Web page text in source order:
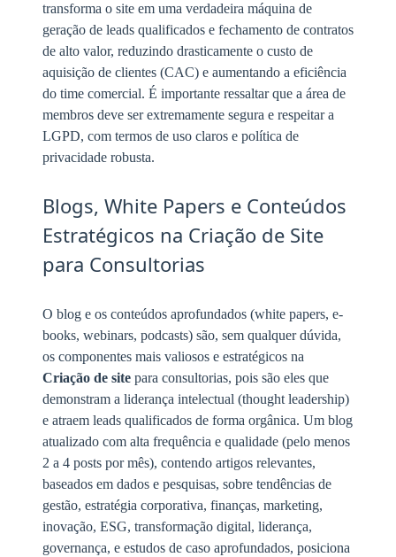
transforma o site em uma verdadeira máquina de
geração de leads qualificados e fechamento de contratos
de alto valor, reduzindo drasticamente o custo de
aquisição de clientes (CAC) e aumentando a eficiência
do time comercial. É importante ressaltar que a área de
membros deve ser extremamente segura e respeitar a
LGPD, com termos de uso claros e política de
privacidade robusta.
Blogs, White Papers e Conteúdos
Estratégicos na Criação de Site
para Consultorias
O blog e os conteúdos aprofundados (white papers, e-
books, webinars, podcasts) são, sem qualquer dúvida,
os componentes mais valiosos e estratégicos na
Criação de site para consultorias, pois são eles que
demonstram a liderança intelectual (thought leadership)
e atraem leads qualificados de forma orgânica. Um blog
atualizado com alta frequência e qualidade (pelo menos
2 a 4 posts por mês), contendo artigos relevantes,
baseados em dados e pesquisas, sobre tendências de
gestão, estratégia corporativa, finanças, marketing,
inovação, ESG, transformação digital, liderança,
governança, e estudos de caso aprofundados, posiciona